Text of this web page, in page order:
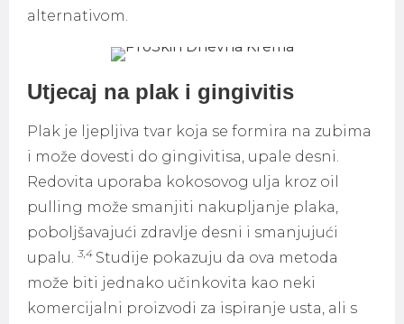
alternativom.
Utjecaj na plak i gingivitis
Plak je ljepljiva tvar koja se formira na zubima
i može dovesti do gingivitisa, upale desni.
Redovita uporaba kokosovog ulja kroz oil
pulling može smanjiti nakupljanje plaka,
poboljšavajući zdravlje desni i smanjujući
upalu. 3,4 Studije pokazuju da ova metoda
može biti jednako učinkovita kao neki
komercijalni proizvodi za ispiranje usta, ali s